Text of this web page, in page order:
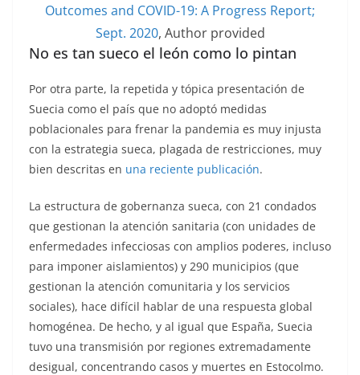
Outcomes and COVID-19: A Progress Report;
Sept. 2020, Author provided
No es tan sueco el león como lo pintan
Por otra parte, la repetida y tópica presentación de
Suecia como el país que no adoptó medidas
poblacionales para frenar la pandemia es muy injusta
con la estrategia sueca, plagada de restricciones, muy
bien descritas en una reciente publicación.
La estructura de gobernanza sueca, con 21 condados
que gestionan la atención sanitaria (con unidades de
enfermedades infecciosas con amplios poderes, incluso
para imponer aislamientos) y 290 municipios (que
gestionan la atención comunitaria y los servicios
sociales), hace difícil hablar de una respuesta global
homogénea. De hecho, y al igual que España, Suecia
tuvo una transmisión por regiones extremadamente
desigual, concentrando casos y muertes en Estocolmo.